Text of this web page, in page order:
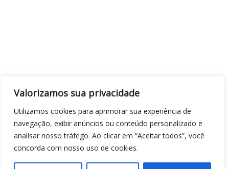
Valorizamos sua privacidade
Utilizamos cookies para aprimorar sua experiência de
navegação, exibir anúncios ou conteúdo personalizado e
analisar nosso tráfego. Ao clicar em “Aceitar todos”, você
concorda com nosso uso de cookies.